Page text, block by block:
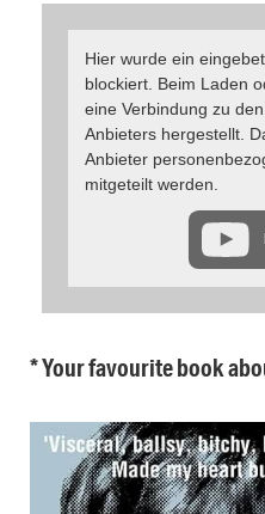
Hier wurde ein
blockiert. Beim Laden
eine Verbindung zu
Anbieters hergestellt.
Anbieter
mitgeteilt werden.
* Your favourite book